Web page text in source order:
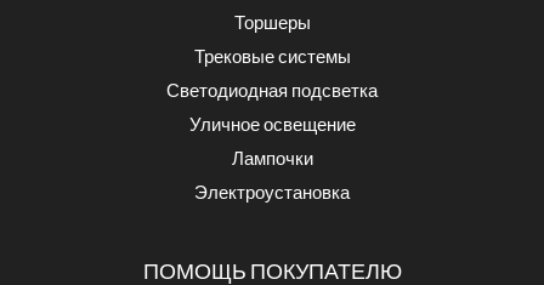
Торшеры
Трековые системы
Светодиодная подсветка
Уличное освещение
Лампочки
Электроустановка
ПОМОЩЬ ПОКУПАТЕЛЮ